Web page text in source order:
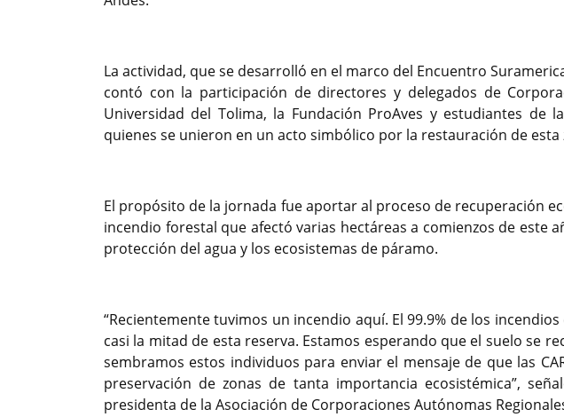
La actividad, que se desarrolló en el marco del Encuentro
contó con la participación de directores y delegados de
Universidad del Tolima, la Fundación ProAves y estudiantes de
quienes se unieron en un acto simbólico por la restauración de
El propósito de la jornada fue aportar al proceso de recuperación
incendio forestal que afectó varias hectáreas a comienzos de este
protección del agua y los ecosistemas de páramo.
“Recientemente tuvimos un incendio aquí. El 99.9% de los
casi la mitad de esta reserva. Estamos esperando que el suelo se
sembramos estos individuos para enviar el mensaje de que las
preservación de zonas de tanta importancia ecosistémica”,
presidenta de la Asociación de Corporaciones Autónomas